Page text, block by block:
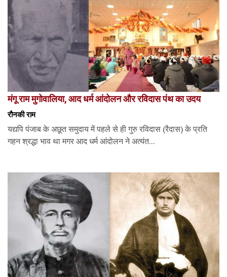
मंगू राम मुगोवालिया, आद धर्म आंदोलन और रविदास पंथ का उदय
रौनकी राम
यद्यपि पंजाब के अछूत समुदाय में पहले से ही गुरु रविदास (रैदास) के प्रति
गहन श्रद्धा भाव था मगर आद धर्म आंदोलन ने अत्यंत...